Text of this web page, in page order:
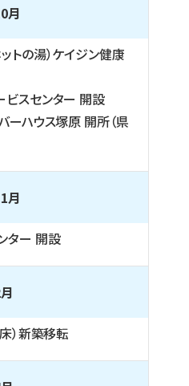
月
トの湯）ケイジン健康
スセンター 開設
ーハウス塚原 開所（県
月
ター 開設
）新築移転